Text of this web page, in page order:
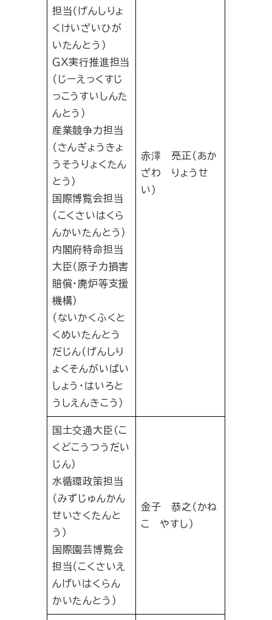
担当（げんしりょ
くけいざいひが
いたんとう）
ＧＸ実行推進担当
（じーえっくすじ
っこうすいしんた
んとう）
産業競争力担当
（さんぎょうきょ
うそうりょくたん
とう）
国際博覧会担当
（こくさいはくら
んかいたんとう）
内閣府特命担当
大臣（原子力損害
賠償・廃炉等支援
機構）
（ないかくふくと
くめいたんとう
だじん（げんしり
ょくそんがいばい
しょう・はいろと
うしえんきこう）
赤澤 亮正（あか
ざわ りょうせ
い）
国土交通大臣（こ
くどこうつうだい
じん）
水循環政策担当
（みずじゅんかん
せいさくたんと
う）
国際園芸博覧会
担当（こくさいえ
んげいはくらん
かいたんとう）
金子 恭之（かね
こ やすし）